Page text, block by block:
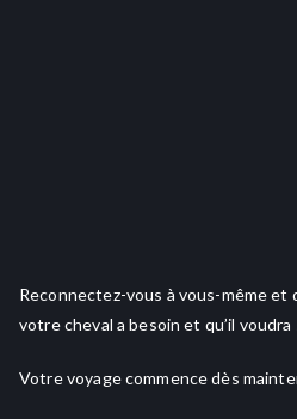
Reconnectez-vous à vous-même et
votre cheval a besoin et qu’il voudra
Votre voyage commence dès